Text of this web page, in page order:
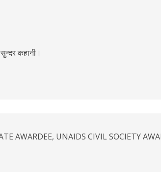
कहानी।
AWARDEE, UNAIDS CIVIL SOCIETY